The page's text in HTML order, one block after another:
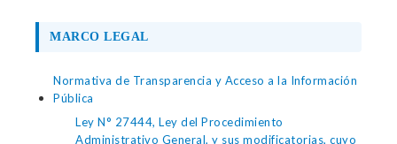
MARCO LEGAL
Normativa de Transparencia y Acceso a la Información
Pública
Ley N° 27444, Ley del Procedimiento
Administrativo General, y sus modificatorias, cuyo